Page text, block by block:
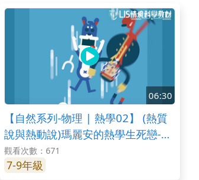
06:30
【自然系列-物理 | 熱學02】 (熱質
說與熱動說)瑪麗安的熱學生死戀-
part1
觀看次數：671
7-9年級